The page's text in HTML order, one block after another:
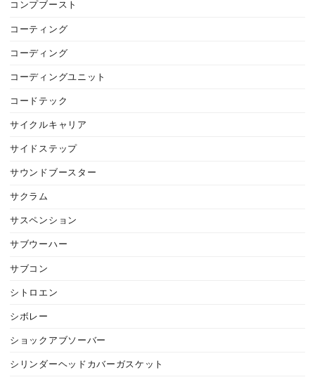
コンプブースト
コーティング
コーディング
コーディングユニット
コードテック
サイクルキャリア
サイドステップ
サウンドブースター
サクラム
サスペンション
サブウーハー
サブコン
シトロエン
シボレー
ショックアブソーバー
シリンダーヘッドカバーガスケット